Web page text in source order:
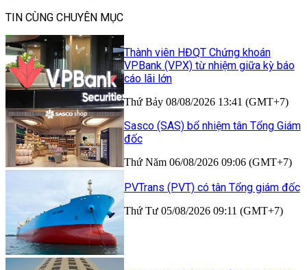
TIN CÙNG CHUYÊN MỤC
Thành viên HĐQT Chứng khoán
VPBank (VPX) từ nhiệm giữa kỳ báo
cáo lãi lớn
Thứ Bảy 08/08/2026 13:41 (GMT+7)
Sasco (SAS) bổ nhiệm tân Tổng Giám
đốc
Thứ Năm 06/08/2026 09:06 (GMT+7)
PVTrans (PVT) có tân Tổng giám đốc
Thứ Tư 05/08/2026 09:11 (GMT+7)